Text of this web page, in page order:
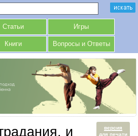
Статьи Игры
Книги Вопросы и Ответы
версия
для печати
и